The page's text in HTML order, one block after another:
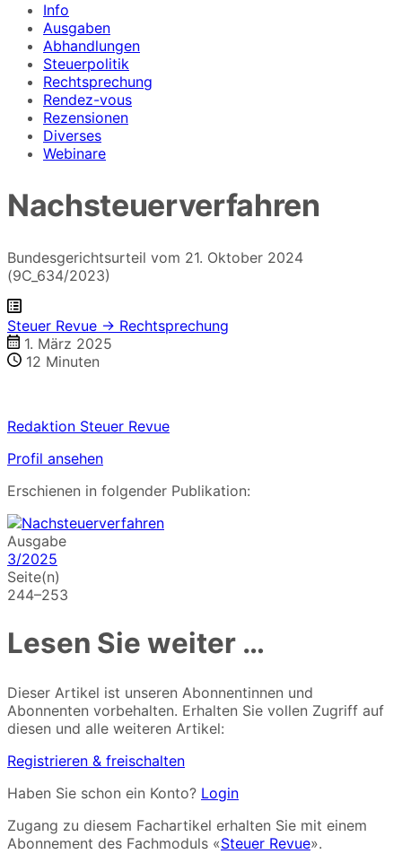
Info
Ausgaben
Abhandlungen
Steuerpolitik
Rechtsprechung
Rendez-vous
Rezensionen
Diverses
Webinare
Nachsteuerverfahren
Bundesgerichtsurteil vom 21. Oktober 2024
(9C_634/2023)
Steuer Revue → Rechtsprechung
1. März 2025
12 Minuten
Redaktion Steuer Revue
Profil ansehen
Erschienen in folgender Publikation:
Ausgabe
3/2025
Seite(n)
244–253
Lesen Sie weiter …
Dieser Artikel ist unseren Abonnentinnen und
Abonnenten vorbehalten. Erhalten Sie vollen Zugriff auf
diesen und alle weiteren Artikel:
Registrieren & freischalten
Haben Sie schon ein Konto? Login
Zugang zu diesem Fachartikel erhalten Sie mit einem
Abonnement des Fachmoduls «Steuer Revue».